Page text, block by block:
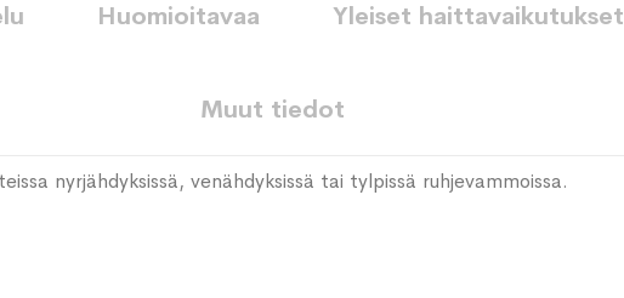
nyrjähdyksissä, venähdyksissä tai tylpissä ruhjevammoissa.
Huomioitavaa Yleiset haittavaikutukset
Muut tiedot